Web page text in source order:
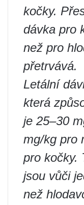
kočky.
dávka pro
než pro
přetrvává.
Letální
která
je 25–30
mg/kg pro
pro kočky.
jsou vůči
než